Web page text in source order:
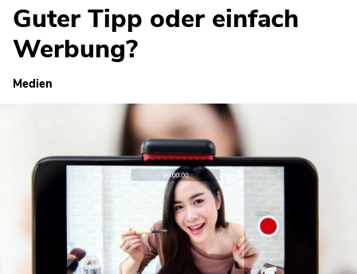
Guter Tipp oder einfach
Werbung?
Medien